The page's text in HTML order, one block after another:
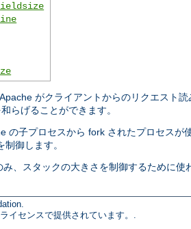
がクライアントからのリクエスト
らげることができます。
の子プロセスから fork されたプロセス
御します。
、スタックの大きさを制御するために使
イセンスで提供されています。.